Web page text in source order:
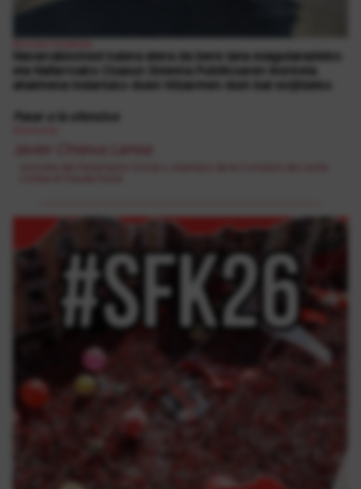
Navarrabiomed kalera atera da bere lana ezagutarazteko
eta Nafarroako Osasun Sistema Publikoaren ikerketa
ahalmena indartuko duen hitzarmen duin bat exijitzeko
Pasar a la ofensiva